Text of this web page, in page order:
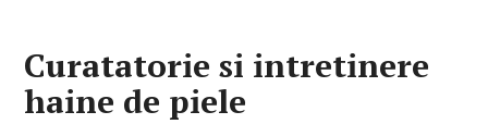
Curatatorie si intretinere
haine de piele